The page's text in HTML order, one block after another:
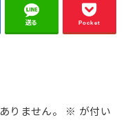
送る Pocket
りません。 ※ が付い